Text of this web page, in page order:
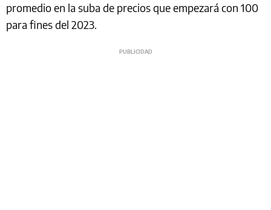
promedio en la suba de precios que empezará con 100
para fines del 2023.